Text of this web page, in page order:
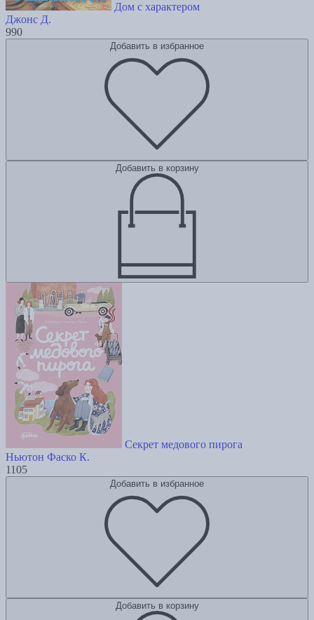
Дом с характером
Джонс Д.
990
Добавить в избранное
Добавить в корзину
Секрет медового пирога
Ньютон Фаско К.
1105
Добавить в избранное
Добавить в корзину